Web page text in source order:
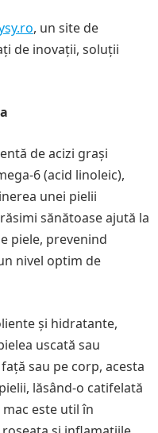
, un site de
de inovații, soluții
de acizi grași
6 (acid linoleic),
unei pielii
sănătoase ajută la
piele, prevenind
nivel optim de
și hidratante,
uscată sau
sau pe corp, acesta
lăsând-o catifelată
este util în